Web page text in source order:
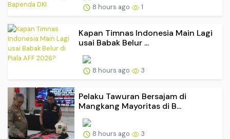
8 hours ago 1
Kapan Timnas Indonesia Main Lagi
usai Babak Belur ...
8 hours ago 3
Pelaku Tawuran Bersajam di
Mangkang Mayoritas di B...
8 hours ago 3